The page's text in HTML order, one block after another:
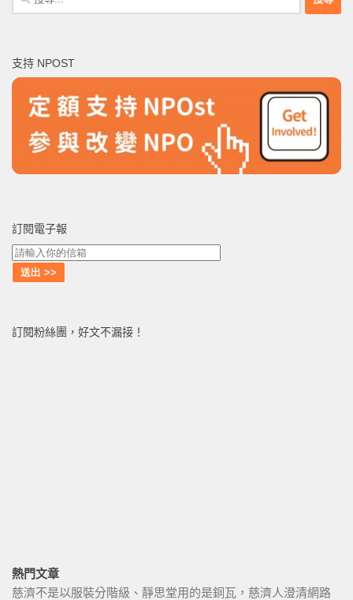
尋
字:
支持 NPOST
訂閱電子報
訂閱粉絲團，好文不漏接！
熱門文章
慈濟不是以服裝分階級、靜思堂用的是銅瓦，慈濟人澄清網路